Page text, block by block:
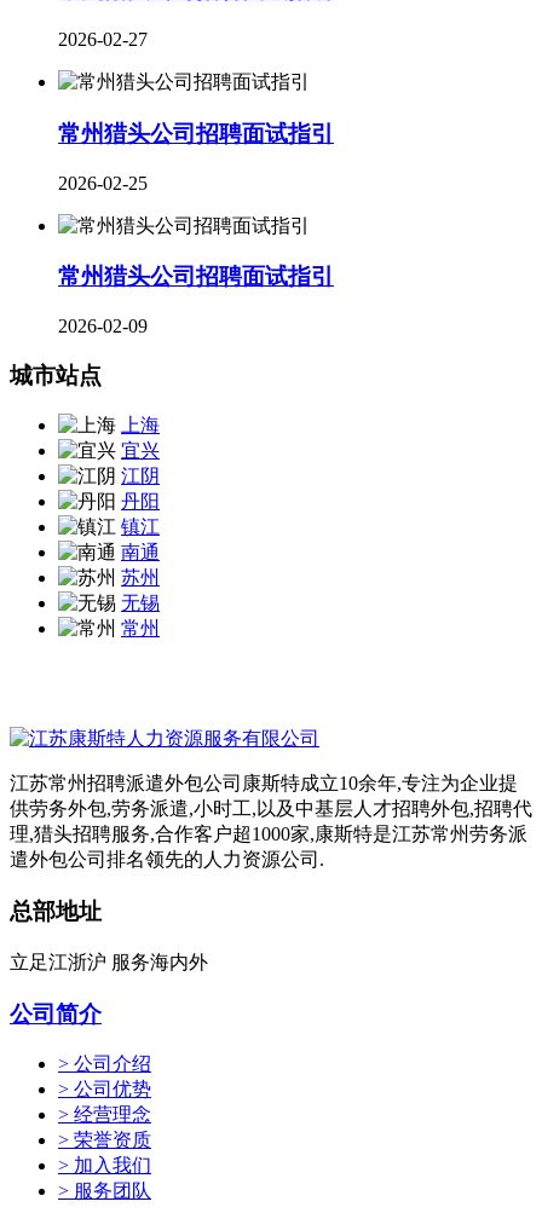
2026-02-27
常州猎头公司招聘面试指引
2026-02-25
常州猎头公司招聘面试指引
2026-02-09
城市站点
上海
宜兴
江阴
丹阳
镇江
南通
苏州
无锡
常州
江苏常州招聘派遣外包公司康斯特成立10余年,专注为企业提
供劳务外包,劳务派遣,小时工,以及中基层人才招聘外包,招聘代
理,猎头招聘服务,合作客户超1000家,康斯特是江苏常州劳务派
遣外包公司排名领先的人力资源公司.
总部地址
立足江浙沪 服务海内外
公司简介
> 公司介绍
> 公司优势
> 经营理念
> 荣誉资质
> 加入我们
> 服务团队